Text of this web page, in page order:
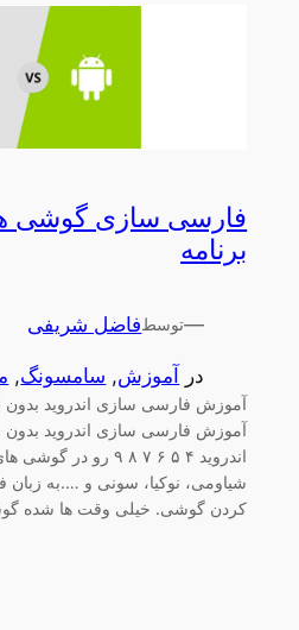
فارسی سازی گوشی
برنامه
—توسطفاضل شریفی
در آموزش, سامسونگ,
آموزش فارسی سازی اندروید بدون
آموزش فارسی سازی اندروید بدون
اندروید ۴ ۵ ۶ ۷ ۸ ۹
شیاومی، نوکیا، سونی و ….به زبان
کردن گوشی. خیلی وقت ها شده